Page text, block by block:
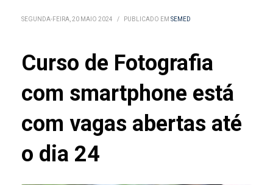
SEGUNDA-FEIRA, 20 MAIO 2024 / PUBLICADO EM SEMED
Curso de Fotografia
com smartphone está
com vagas abertas até
o dia 24